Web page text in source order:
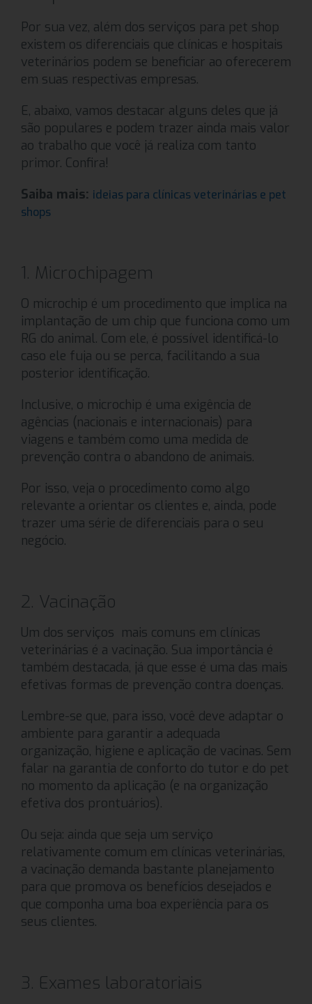
Por sua vez, além dos serviços para pet shop
existem os diferenciais que clínicas e hospitais
veterinários podem se beneficiar ao oferecerem
em suas respectivas empresas.
E, abaixo, vamos destacar alguns deles que já
são populares e podem trazer ainda mais valor
ao trabalho que você já realiza com tanto
primor. Confira!
Saiba mais: ideias para clínicas veterinárias e pet
shops
1. Microchipagem
O microchip é um procedimento que implica na
implantação de um chip que funciona como um
RG do animal. Com ele, é possível identificá-lo
caso ele fuja ou se perca, facilitando a sua
posterior identificação.
Inclusive, o microchip é uma exigência de
agências (nacionais e internacionais) para
viagens e também como uma medida de
prevenção contra o abandono de animais.
Por isso, veja o procedimento como algo
relevante a orientar os clientes e, ainda, pode
trazer uma série de diferenciais para o seu
negócio.
2. Vacinação
Um dos serviços mais comuns em clínicas
veterinárias é a vacinação. Sua importância é
também destacada, já que esse é uma das mais
efetivas formas de prevenção contra doenças.
Lembre-se que, para isso, você deve adaptar o
ambiente para garantir a adequada
organização, higiene e aplicação de vacinas. Sem
falar na garantia de conforto do tutor e do pet
no momento da aplicação (e na organização
efetiva dos prontuários).
Ou seja: ainda que seja um serviço
relativamente comum em clínicas veterinárias,
a vacinação demanda bastante planejamento
para que promova os benefícios desejados e
que componha uma boa experiência para os
seus clientes.
3. Exames laboratoriais